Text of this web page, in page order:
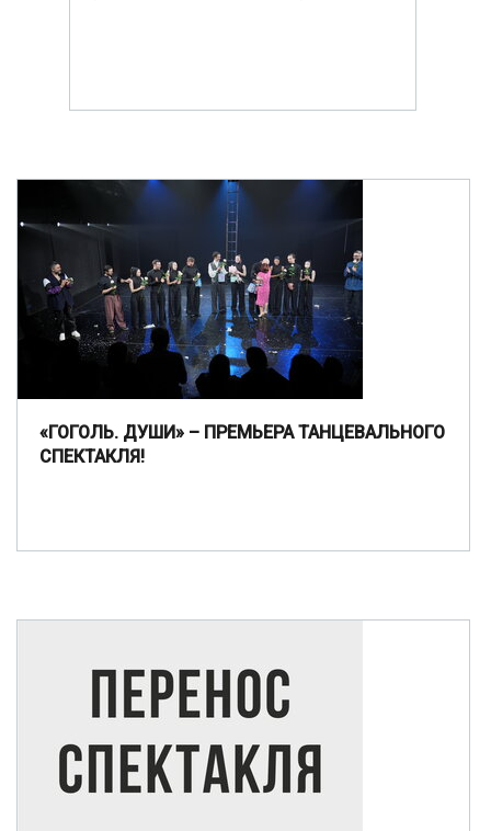
«ГОГОЛЬ. ДУШИ» – ПРЕМЬЕРА ТАНЦЕВАЛЬНОГО
СПЕКТАКЛЯ!